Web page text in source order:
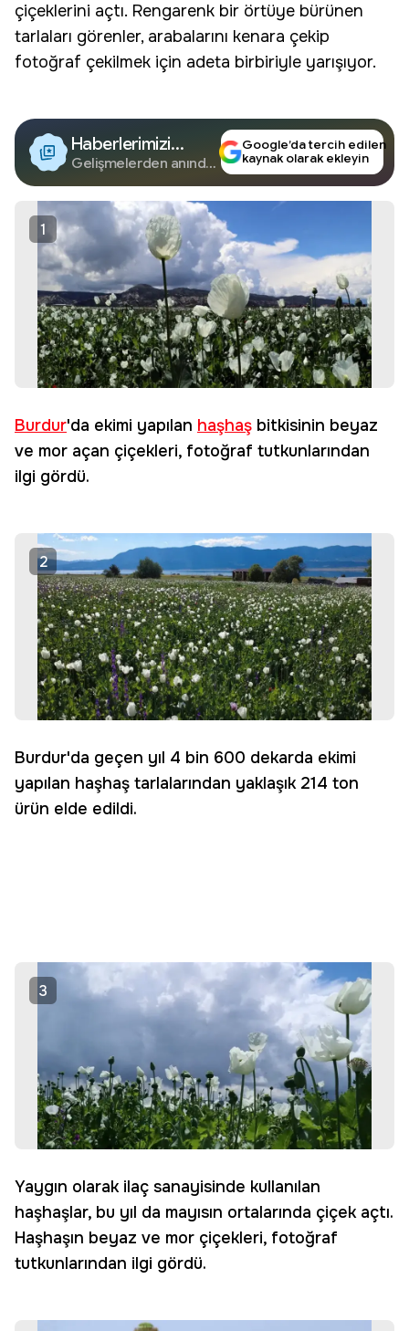
çiçeklerini açtı. Rengarenk bir örtüye bürünen
tarlaları görenler, arabalarını kenara çekip
fotoğraf çekilmek için adeta birbiriyle yarışıyor.
Haberlerimizi
Google'da Takip
Edin
Gelişmelerden anında
Google’da tercih edilen
kaynak olarak ekleyin
1
Burdur'da ekimi yapılan haşhaş bitkisinin beyaz
ve mor açan çiçekleri, fotoğraf tutkunlarından
ilgi gördü.
2
Burdur'da geçen yıl 4 bin 600 dekarda ekimi
yapılan haşhaş tarlalarından yaklaşık 214 ton
ürün elde edildi.
3
Yaygın olarak ilaç sanayisinde kullanılan
haşhaşlar, bu yıl da mayısın ortalarında çiçek açtı.
Haşhaşın beyaz ve mor çiçekleri, fotoğraf
tutkunlarından ilgi gördü.